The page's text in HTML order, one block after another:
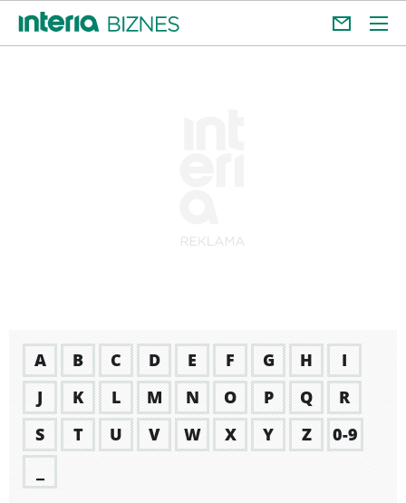
A B C D E F G H
I
J
K L M N O P Q
R
S
T U V W X Y Z
0-9